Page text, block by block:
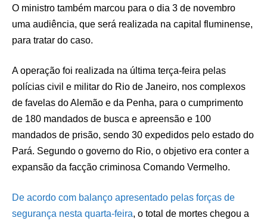
O ministro também marcou para o dia 3 de novembro
uma audiência, que será realizada na capital fluminense,
para tratar do caso.
A operação foi realizada na última terça-feira pelas
polícias civil e militar do Rio de Janeiro, nos complexos
de favelas do Alemão e da Penha, para o cumprimento
de 180 mandados de busca e apreensão e 100
mandados de prisão, sendo 30 expedidos pelo estado do
Pará. Segundo o governo do Rio, o objetivo era conter a
expansão da facção criminosa Comando Vermelho.
De acordo com balanço apresentado pelas forças de
segurança nesta quarta-feira, o total de mortes chegou a